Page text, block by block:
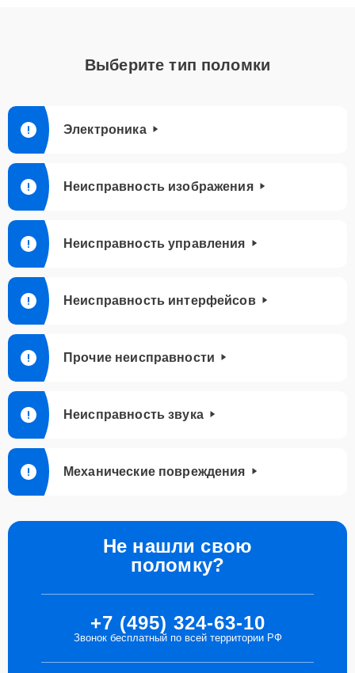
Выберите тип поломки
Электроника
Неисправность изображения
Неисправность управления
Неисправность интерфейсов
Прочие неисправности
Неисправность звука
Механические повреждения
Не нашли свою
поломку?
+7 (495) 324-63-10
Звонок бесплатный по всей территории РФ